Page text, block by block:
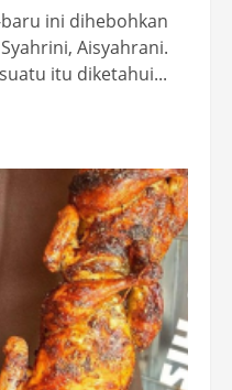
baru ini dihebohkan
Aisyahrani.
itu diketahui...